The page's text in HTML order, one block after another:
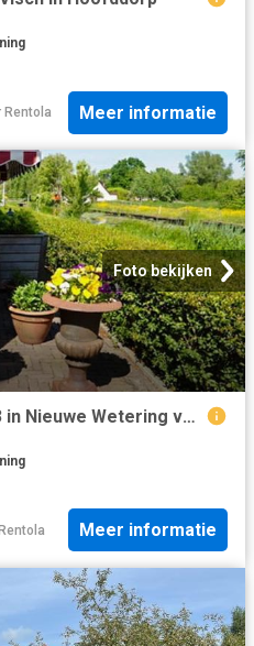
Rentola Meer informatie
Foto bekijken
Huis te huur Voorweg 133 in Nieuwe Wetering voor € 3.950
Meer informatie